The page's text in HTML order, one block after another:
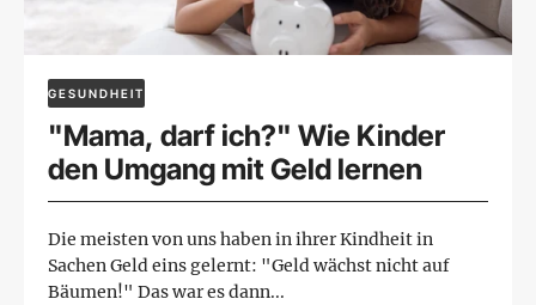
GESUNDHEIT
"Mama, darf ich?" Wie Kinder
den Umgang mit Geld lernen
Die meisten von uns haben in ihrer Kindheit in
Sachen Geld eins gelernt: "Geld wächst nicht auf
Bäumen!" Das war es dann...